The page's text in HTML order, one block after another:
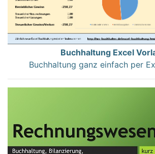
Buchhaltung Excel
Buchhaltung ganz einfach per